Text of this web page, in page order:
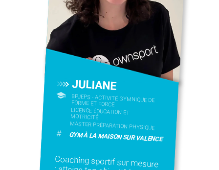
JULIANE
BPJEPS - ACTIVITÉ GYMNIQUE DE
FORME ET FORCE
LICENCE ÉDUCATION ET
MOTRICITÉ
MASTER PRÉPARATION PHYSIQUE
# GYM À LA MAISON SUR VALENCE
Coaching sportif sur mesure
: atteins ton objectif (sport,
santé, remise en forme,
réathlé) avec un suivi
personnalisé, des contenus